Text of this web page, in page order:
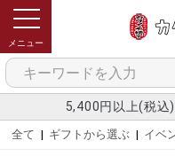
5,400円以上(税込
全て | ギフトから選ぶ | イベ
メニュー